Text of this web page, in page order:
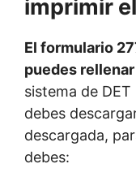
imprimir
El formulario
puedes
sistema de
debes
descargada,
debes: